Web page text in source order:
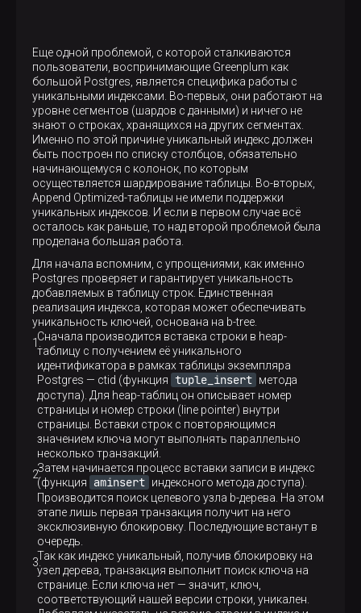
Еще одной проблемой, с которой сталкиваются
пользователи, воспринимающие Greenplum как
большой Postgres, является специфика работы с
уникальными индексами. Во-первых, они работают на
уровне сегментов (шардов с данными) и ничего не
знают о строках, хранящихся на других сегментах.
Именно по этой причине уникальный индекс должен
быть построен по списку столбцов, обязательно
начинающемуся с колонок, по которым
осуществляется шардирование таблицы. Во-вторых,
Append Optimized-таблицы не имели поддержки
уникальных индексов. И если в первом случае всё
осталось как раньше, то над второй проблемой была
проделана большая работа.
Для начала вспомним, с упрощениями, как именно
Postgres проверяет и гарантирует уникальность
добавляемых в таблицу строк. Единственная
реализация индекса, которая может обеспечивать
уникальность ключей, основана на b-tree.
Сначала производится вставка строки в heap-
таблицу с получением её уникального
идентификатора в рамках таблицы экземпляра
Postgres — ctid (функция tuple_insert метода
доступа). Для heap-таблиц он описывает номер
страницы и номер строки (line pointer) внутри
страницы. Вставки строк с повторяющимся
значением ключа могут выполнять параллельно
несколько транзакций.
Затем начинается процесс вставки записи в индекс
(функция
aminsert индексного метода доступа).
Производится поиск целевого узла b-дерева. На этом
этапе лишь первая транзакция получит на него
эксклюзивную блокировку. Последующие встанут в
очередь.
Так как индекс уникальный, получив блокировку на
узел дерева, транзакция выполнит поиск ключа на
странице. Если ключа нет — значит, ключ,
соответствующий нашей версии строки, уникален.